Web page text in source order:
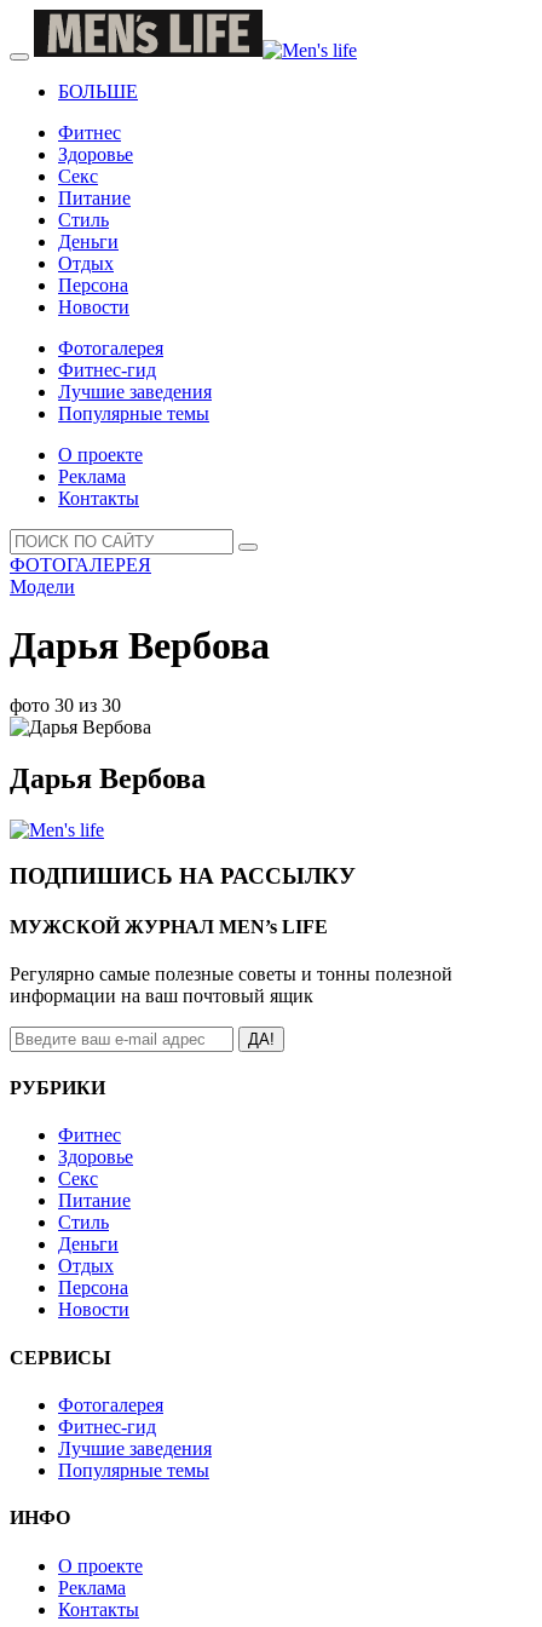
БОЛЬШЕ
Фитнес
Здоровье
Секс
Питание
Стиль
Деньги
Отдых
Персона
Новости
Фотогалерея
Фитнес-гид
Лучшие заведения
Популярные темы
О проекте
Реклама
Контакты
ФОТОГАЛЕРЕЯ
Модели
Дарья Вербова
фото 30 из 30
Дарья Вербова
ПОДПИШИСЬ НА РАССЫЛКУ
МУЖСКОЙ ЖУРНАЛ MEN’s LIFE
Регулярно самые полезные советы и тонны полезной
информации на ваш почтовый ящик
ДА!
РУБРИКИ
Фитнес
Здоровье
Секс
Питание
Стиль
Деньги
Отдых
Персона
Новости
СЕРВИСЫ
Фотогалерея
Фитнес-гид
Лучшие заведения
Популярные темы
ИНФО
О проекте
Реклама
Контакты